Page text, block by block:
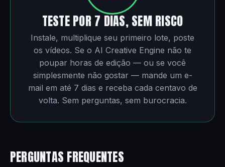
TESTE POR 7 DIAS, SEM RISCO
Instale, multiplique seu primeiro lote, poste
os vídeos. Se o AI Creative Engine não te
poupar horas de edição — ou se você
simplesmente não gostar — mande um e-
mail em até 7 dias e receba cada centavo de
volta. Sem perguntas, sem burocracia.
PERGUNTAS FREQUENTES